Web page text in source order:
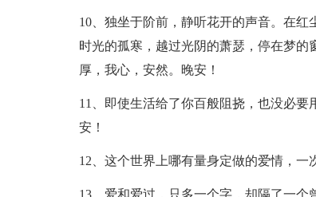
10、独坐于阶前，静听花开的声音。在
时光的孤寒，越过光阴的萧瑟，停在梦
厚，我心，安然。晚安！
11、即使生活给了你百般阻挠，也没必
安！
12、这个世界上哪有量身定做的爱情，一
13、爱和爱过，只多一个字，却隔了一个